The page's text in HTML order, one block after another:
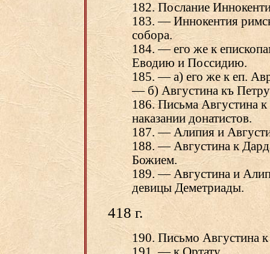
182. Послание
183. — Иннокентия
собора.
184. — его же к
Еводию и Поссидию.
185. — а) его же к еп.
— б) Августина къ
186. Письма Августина
наказании донатистов.
187. — Алипия и
188. — Августина к
Божием.
189. — Августина и
девицы Деметриады.
418 г.
190. Письмо Августина